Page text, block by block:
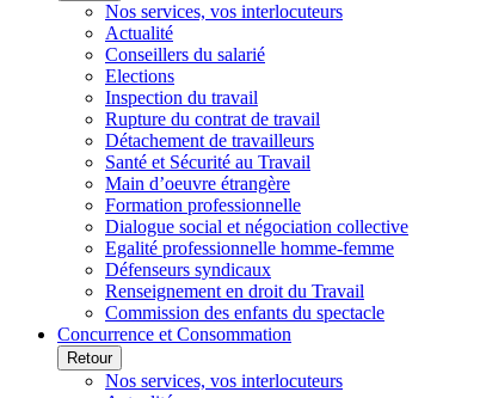
Nos services, vos interlocuteurs
Actualité
Conseillers du salarié
Elections
Inspection du travail
Rupture du contrat de travail
Détachement de travailleurs
Santé et Sécurité au Travail
Main d’oeuvre étrangère
Formation professionnelle
Dialogue social et négociation collective
Egalité professionnelle homme-femme
Défenseurs syndicaux
Renseignement en droit du Travail
Commission des enfants du spectacle
Concurrence et Consommation
Retour
Nos services, vos interlocuteurs